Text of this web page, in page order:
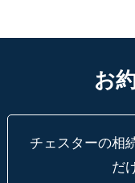
お
チェスターの相
だ